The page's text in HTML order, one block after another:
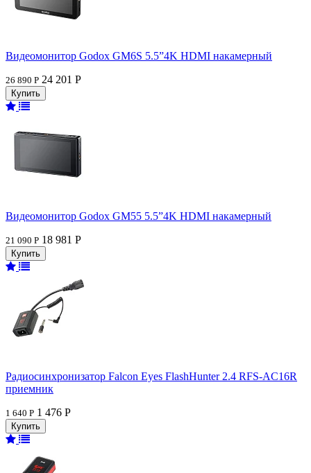
Видеомонитор Godox GM6S 5.5”4K HDMI накамерный
26 890 Р 24 201 Р
Видеомонитор Godox GM55 5.5”4K HDMI накамерный
21 090 Р 18 981 Р
Радиосинхронизатор Falcon Eyes FlashHunter 2.4 RFS-AC16R
приемник
1 640 Р 1 476 Р